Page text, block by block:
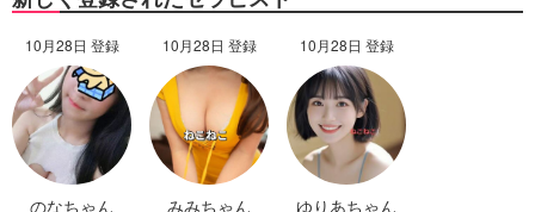
10月28日 登録
のなちゃん
10月28日 登録
みみちゃん
10月28日 登録
ゆりあちゃん